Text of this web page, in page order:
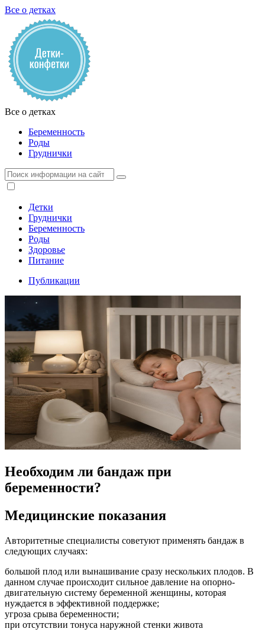
Все о детках
Все о детках
Беременность
Роды
Груднички
Детки
Груднички
Беременность
Роды
Здоровье
Питание
Публикации
Необходим ли бандаж при
беременности?
Медицинские показания
Авторитетные специалисты советуют применять бандаж в
следующих случаях:
большой плод или вынашивание сразу нескольких плодов. В
данном случае происходит сильное давление на опорно-
двигательную систему беременной женщины, которая
нуждается в эффективной поддержке;
угроза срыва беременности;
при отсутствии тонуса наружной стенки живота